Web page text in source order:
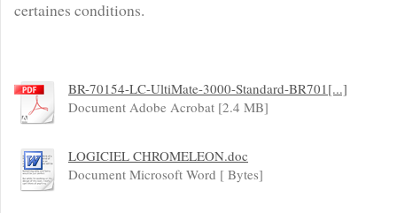
certaines conditions.
BR-70154-LC-UltiMate-3000-Standard-BR701[...]
Document Adobe Acrobat [2.4 MB]
LOGICIEL CHROMELEON.doc
Document Microsoft Word [ Bytes]